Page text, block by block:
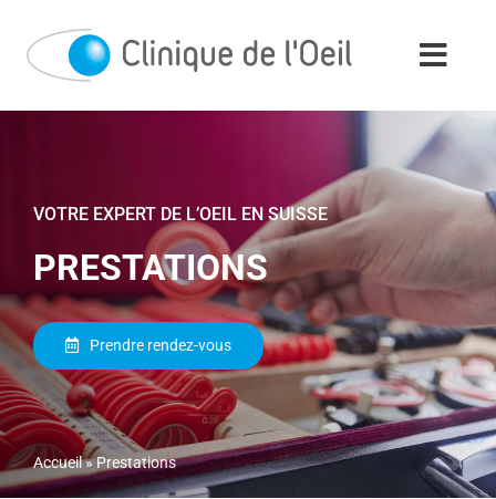
contenu
VOTRE EXPERT DE L’OEIL EN SUISSE
PRESTATIONS
Prendre rendez-vous
Accueil»Prestations